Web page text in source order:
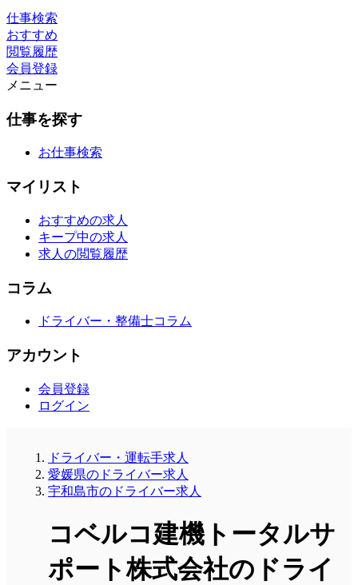
仕事検索
おすすめ
閲覧履歴
会員登録
メニュー
仕事を探す
お仕事検索
マイリスト
おすすめの求人
キープ中の求人
求人の閲覧履歴
コラム
ドライバー・整備士コラム
アカウント
会員登録
ログイン
ドライバー・運転手求人
愛媛県のドライバー求人
宇和島市のドライバー求人
コベルコ建機トータルサ
ポート株式会社のドライ